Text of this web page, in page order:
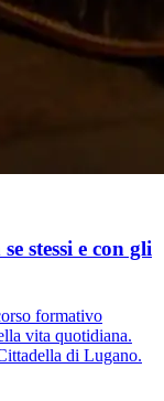
stessi e con gli
formativo
vita quotidiana.
di Lugano.